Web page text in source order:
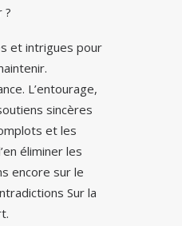
?
et intrigues pour
L’entourage,
sincères
et les
éliminer les
encore sur le
Sur la